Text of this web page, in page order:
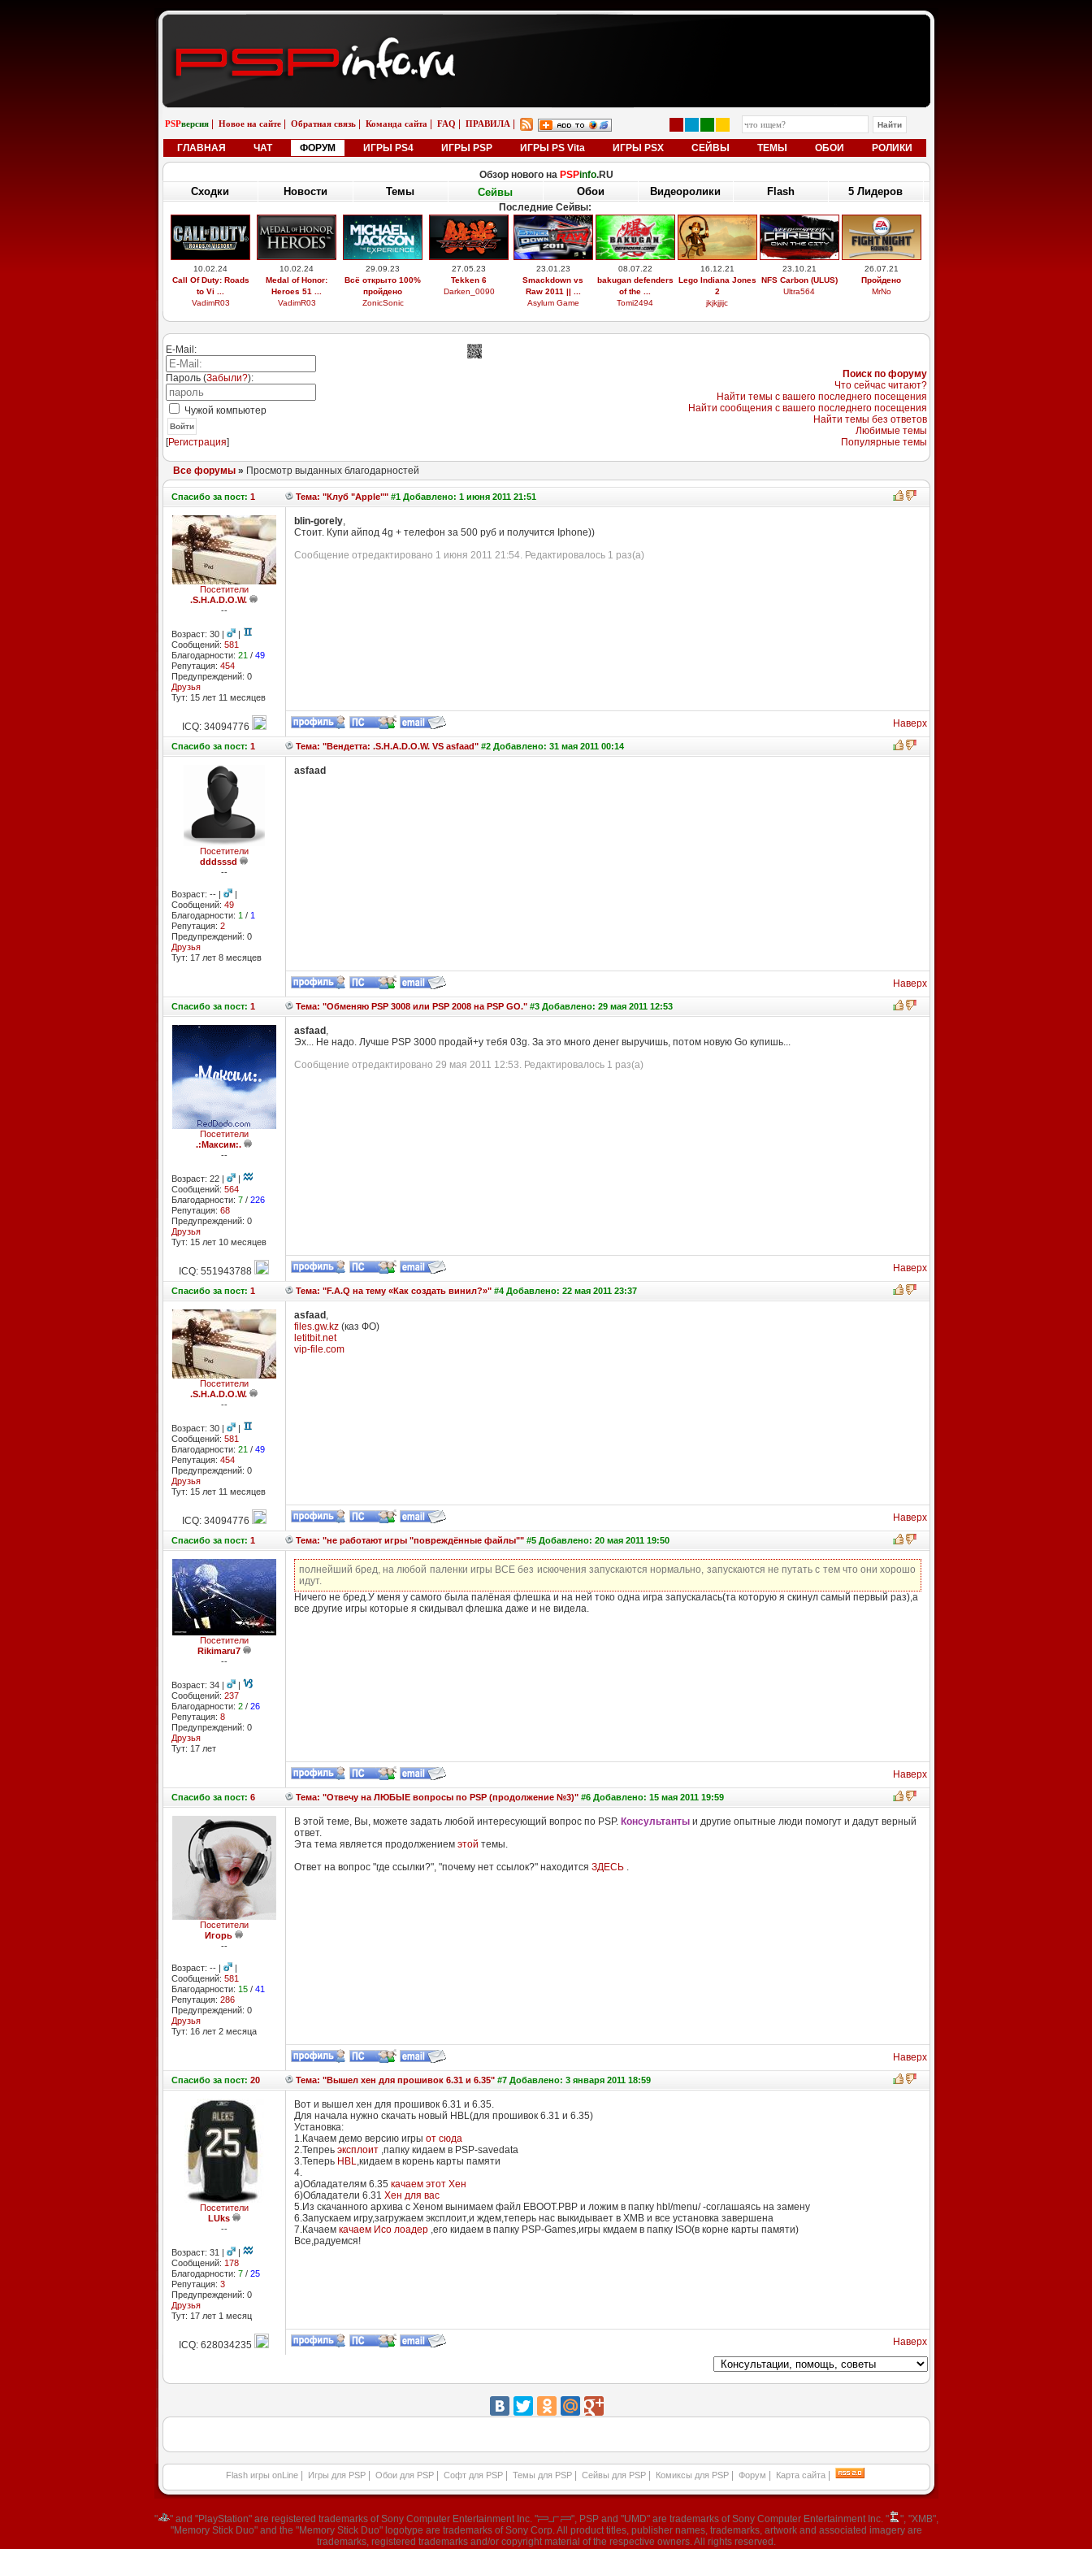
PSPверсия Новое на сайте Обратная связь Команда сайта FAQ ПРАВИЛА
ГЛАВНАЯ ЧАТ ФОРУМ ИГРЫ PS4 ИГРЫ PSP ИГРЫ PS Vita ИГРЫ PSX СЕЙВЫ ТЕМЫ ОБОИ РОЛИКИ
Обзор нового на PSPinfo.RU
Сходки Новости Темы Сейвы Обои Видеоролики Flash 5 Лидеров
Последние Сейвы:
10.02.24
Call Of Duty: Roads
to Vi ...
VadimR03
10.02.24
Medal of Honor:
Heroes 51 ...
VadimR03
29.09.23
Всё открыто 100%
пройдено
ZonicSonic
27.05.23
Tekken 6
Darken_0090
23.01.23
Smackdown vs
Raw 2011 || ...
Asylum Game
08.07.22
bakugan defenders
of the ...
Tomi2494
16.12.21
Lego Indiana Jones
2
jkjkjjijc
23.10.21
NFS Carbon (ULUS)
Ultra564
26.07.21
Пройдено
MrNo
E-Mail:
Пароль (Забыли?):
Чужой компьютер
Войти
[Регистрация]
Поиск по форуму
Что сейчас читают?
Найти темы с вашего последнего посещения
Найти сообщения с вашего последнего посещения
Найти темы без ответов
Любимые темы
Популярные темы
Все форумы» Просмотр выданных благодарностей
Спасибоза пост: 1 Тема: "Клуб "Apple""#1 Добавлено: 1 июня 2011 21:51
Посетители
.S.H.A.D.O.W.
--
Возраст: 30 |
|
Сообщений: 581
Благодарности: 21 / 49
Репутация: 454
Предупреждений: 0
Друзья
Тут: 15 лет 11 месяцев
blin-gorely,
Стоит. Купи айпод 4g + телефон за 500 руб и получится Iphone))
Сообщение отредактировано 1 июня 2011 21:54. Редактировалось 1 раз(а)
ICQ: 34094776 Наверх
Спасибоза пост: 1 Тема: "Вендетта: .S.H.A.D.O.W. VS asfaad"#2 Добавлено: 31 мая 2011 00:14
Посетители
dddsssd
--
Возраст: -- |
|
Сообщений: 49
Благодарности: 1 / 1
Репутация: 2
Предупреждений: 0
Друзья
Тут: 17 лет 8 месяцев
asfaad
Наверх
Спасибоза пост: 1 Тема: "Обменяю PSP 3008 или PSP 2008 на PSP GO."#3 Добавлено: 29 мая 2011 12:53
Посетители
.:Максим:.
--
Возраст: 22 |
|
Сообщений: 564
Благодарности: 7/ 226
Репутация: 68
Предупреждений: 0
Друзья
Тут: 15 лет 10 месяцев
asfaad ,
Эх... Не надо. Лучше PSP 3000 продай+у тебя 03g. За это много денег выручишь, потом новую Go купишь...
Сообщение отредактировано 29 мая 2011 12:53. Редактировалось 1 раз(а)
ICQ: 551943788 Наверх
Спасибоза пост: 1 Тема: "F.A.Q на тему «Как создать винил?»"#4 Добавлено: 22 мая 2011 23:37
Посетители
.S.H.A.D.O.W.
--
Возраст: 30 |
|
Сообщений: 581
Благодарности: 21 / 49
Репутация: 454
Предупреждений: 0
Друзья
Тут: 15 лет 11 месяцев
asfaad ,
files.gw.kz (каз ФО)
letitbit.net
vip-file.com
ICQ: 34094776 Наверх
Спасибоза пост: 1 Тема: "не работают игры "повреждённые файлы""#5 Добавлено: 20 мая 2011 19:50
Посетители
Rikimaru7
--
Возраст: 34 |
|
Сообщений: 237
Благодарности: 2/ 26
Репутация: 8
Предупреждений: 0
Друзья
Тут: 17 лет
полнейший бред, на любой паленки игры ВСЕ без искючения запускаются нормально, запускаются не путать с тем что они хорошо
идут.
Ничего не бред.У меня у самого была палёная флешка и на ней токо одна игра запускалась(та которую я скинул самый первый раз),а
все другие игры которые я скидывал флешка даже и не видела.
Наверх
Спасибоза пост: 6 Тема: "Отвечу на ЛЮБЫЕ вопросы по PSP (продолжение №3)"#6 Добавлено: 15 мая 2011 19:59
Посетители
Игорь
--
Возраст: -- |
|
Сообщений: 581
Благодарности: 15/ 41
Репутация: 286
Предупреждений: 0
Друзья
Тут: 16 лет 2 месяцa
В этой теме, Вы, можете задать любой интересующий вопрос по PSP. Консультантыи другие опытные люди помогут и дадут верный
ответ.
Эта тема является продолжением этой темы.
Ответ на вопрос "где ссылки?", "почему нет ссылок?" находится ЗДЕСЬ.
Наверх
Спасибоза пост: 20 Тема: "Вышел хен для прошивок 6.31 и 6.35"#7 Добавлено: 3 января 2011 18:59
Посетители
LUks
--
Возраст: 31 |
|
Сообщений: 178
Благодарности: 7/ 25
Репутация: 3
Предупреждений: 0
Друзья
Тут: 17 лет 1 месяц
Вот и вышел хен для прошивок 6.31 и 6.35.
Для начала нужно скачать новый HBL(для прошивок 6.31 и 6.35)
Установка:
1.Качаем демо версию игры от сюда
2.Тепреь эксплоит,папку кидаем в PSP-savedata
3.Теперь HBL,кидаем в корень карты памяти
4.
а)Обладателям 6.35 качаем этот Хен
б)Обладатели 6.31 Хен для вас
5.Из скачанного архива с Хеном вынимаем файл EBOOT.PBP и ложим в папку hbl/menu/ -соглашаясь на замену
6.Запускаем игру,загружаем эксплоит,и ждем,теперь нас выкидывает в XMB и все установка завершена
7.Качаем качаем Исо лоадер,его кидаем в папку PSP-Games,игры кмдаем в папку ISO(в корне карты памяти)
Все,радуемся!
ICQ: 628034235 Наверх
Flash игры onLine Игры для PSP Обои для PSP Софт для PSP Темы для PSP Сейвы для PSP Комиксы для PSP Форум Карта сайта
" " and "PlayStation" are registered trademarks of Sony Computer Entertainment Inc. " ", PSP and "UMD" are trademarks of Sony Computer Entertainment Inc. "
", "XMB",
"Memory Stick Duo" and the "Memory Stick Duo" logotype are trademarks of Sony Corp. All product titles, publisher names, trademarks, artwork and associated imagery are
trademarks, registered trademarks and/or copyright material of the respective owners. All rights reserved.